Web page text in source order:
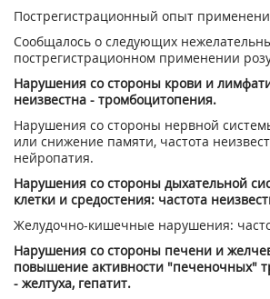
Пострегистрационный опыт
Сообщалось о следующих
пострегистрационном применении
Нарушения со стороны крови и
неизвестна - тромбоцитопения.
Нарушения со стороны нервной
или снижение памяти, частота
нейропатия.
Нарушения со стороны дыхательной
клетки и средостения: частота
Желудочно-кишечные нарушения:
Нарушения со стороны печени и
повышение активности "печеночных"
- желтуха, гепатит.